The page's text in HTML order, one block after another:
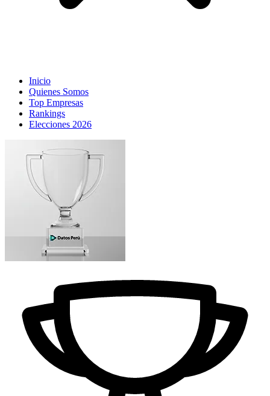
Inicio
Quienes Somos
Top Empresas
Rankings
Elecciones 2026